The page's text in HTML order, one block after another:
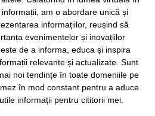
am o abordare unică și
informațiilor, reușind să
evenimentelor și inovațiilor
de a informa, educa și inspira
relevante și actualizate. Sunt
noi tendințe în toate domeniile pe
în mod constant pentru a aduce
informații pentru cititorii mei.